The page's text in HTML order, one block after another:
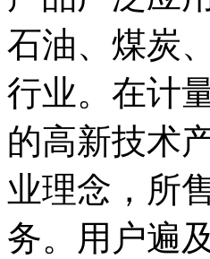
石油、煤炭
行业。在计
的高新技术
业理念，所
务。用户遍